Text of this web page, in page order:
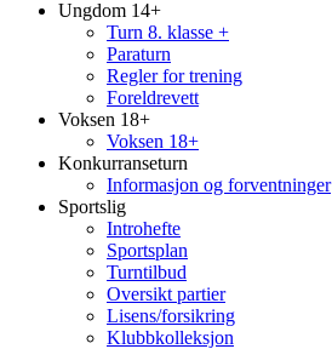
Ungdom 14+
Turn 8. klasse +
Paraturn
Regler for trening
Foreldrevett
Voksen 18+
Voksen 18+
Konkurranseturn
Informasjon og forventninger
Sportslig
Introhefte
Sportsplan
Turntilbud
Oversikt partier
Lisens/forsikring
Klubbkolleksjon